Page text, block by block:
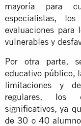
mayoría para
especialistas,
evaluaciones para
vulnerables y
Por otra parte,
educativo público,
limitaciones y
regulares, los
significativos, ya
de 30 o 40